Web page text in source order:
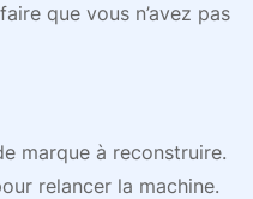
que vous n’avez pas
marque à reconstruire.
relancer la machine.